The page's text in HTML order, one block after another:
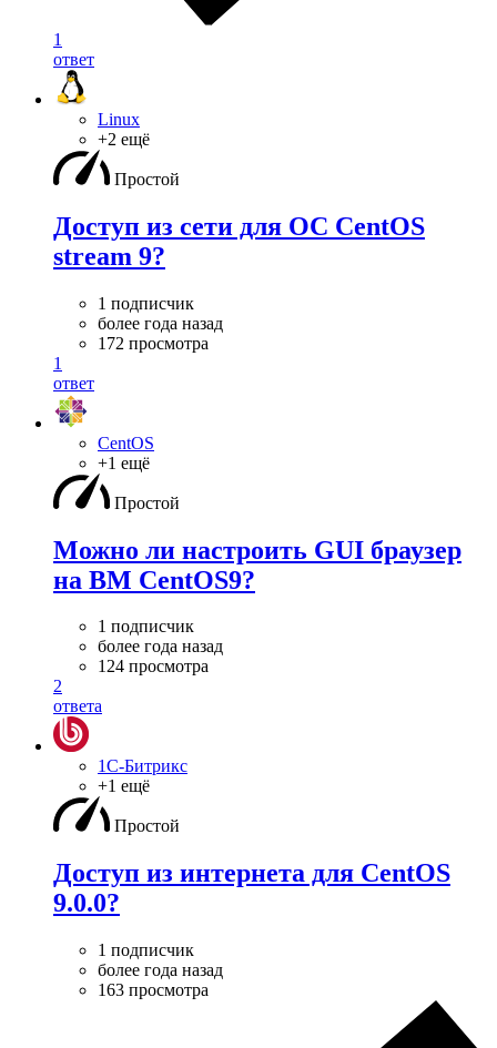
1
ответ
Linux
+2 ещё
Простой
Доступ из сети для ОС CentOS
stream 9?
1 подписчик
более года назад
172 просмотра
1
ответ
CentOS
+1 ещё
Простой
Можно ли настроить GUI браузер
на ВМ CentOS9?
1 подписчик
более года назад
124 просмотра
2
ответа
1С-Битрикс
+1 ещё
Простой
Доступ из интернета для CentOS
9.0.0?
1 подписчик
более года назад
163 просмотра